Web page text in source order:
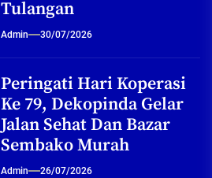
Tulangan
Admin 30/07/2026
Peringati Hari Koperasi
Ke 79, Dekopinda Gelar
Jalan Sehat Dan Bazar
Sembako Murah
Admin 26/07/2026